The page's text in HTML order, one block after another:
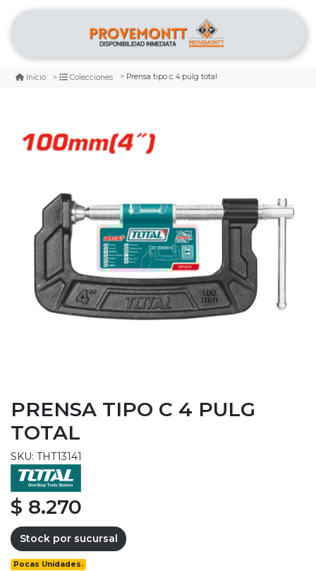
Inicio Colecciones Prensa tipo c 4 pulg total
PRENSA TIPO C 4 PULG
TOTAL
SKU: THT13141
$ 8.270
Stock por sucursal
Pocas Unidades.